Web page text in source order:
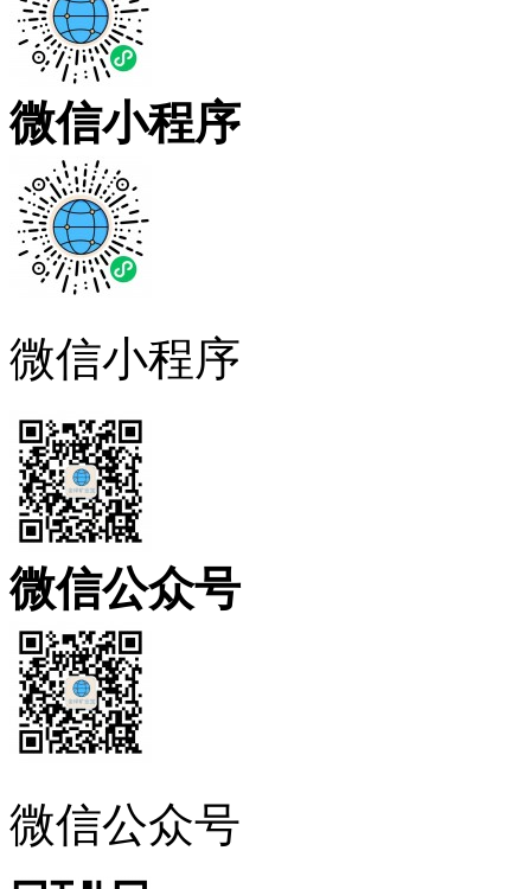
微信小程序
微信小程序
微信公众号
微信公众号